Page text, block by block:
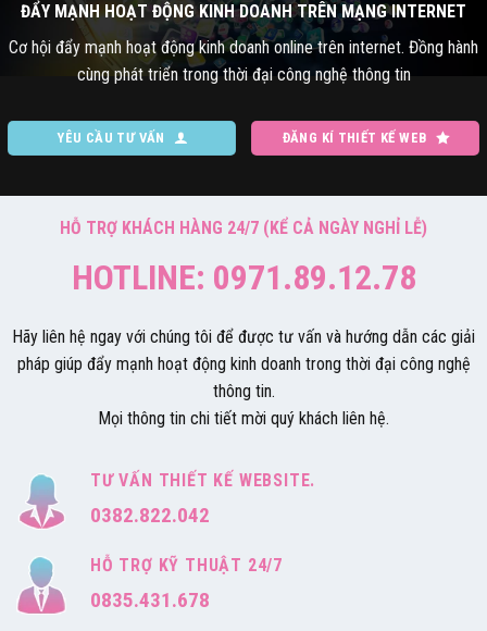
ĐẨY MẠNH HOẠT ĐỘNG KINH DOANH TRÊN MẠNG INTERNET
Cơ hội đẩy mạnh hoạt động kinh doanh online trên internet. Đồng hành
cùng phát triển trong thời đại công nghệ thông tin
YÊU CẦU TƯ VẤN ĐĂNG KÍ THIẾT KẾ WEB
HỖ TRỢ KHÁCH HÀNG 24/7 (KỂ CẢ NGÀY NGHỈ LỄ)
HOTLINE: 0971.89.12.78
Hãy liên hệ ngay với chúng tôi để được tư vấn và hướng dẫn các giải
pháp giúp đẩy mạnh hoạt động kinh doanh trong thời đại công nghệ
thông tin.
Mọi thông tin chi tiết mời quý khách liên hệ.
TƯ VẤN THIẾT KẾ WEBSITE.
0382.822.042
HỖ TRỢ KỸ THUẬT 24/7
0835.431.678